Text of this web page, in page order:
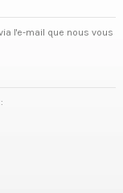
l'e-mail que nous vous